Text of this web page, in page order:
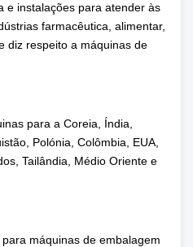
e instalações para atender às
farmacêutica, alimentar,
diz respeito a máquinas de
para a Coreia, Índia,
Polónia, Colômbia, EUA,
Tailândia, Médio Oriente e
máquinas de embalagem